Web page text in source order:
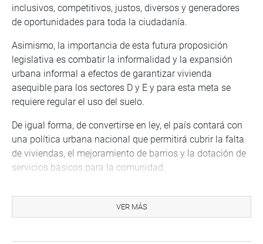
inclusivos, competitivos, justos, diversos y generadores
de oportunidades para toda la ciudadanía.
Asimismo, la importancia de esta futura proposición
legislativa es combatir la informalidad y la expansión
urbana informal a efectos de garantizar vivienda
asequible para los sectores D y E y para esta meta se
requiere regular el uso del suelo.
De igual forma, de convertirse en ley, el país contará con
una política urbana nacional que permitirá cubrir la falta
de viviendas, el mejoramiento de barrios y la dotación de
servicios básicos para la comunidad.
elaborado, respecto a la promoción para el acceso a la
vivienda de interés social y a los créditos de vivienda del
VER MÁS